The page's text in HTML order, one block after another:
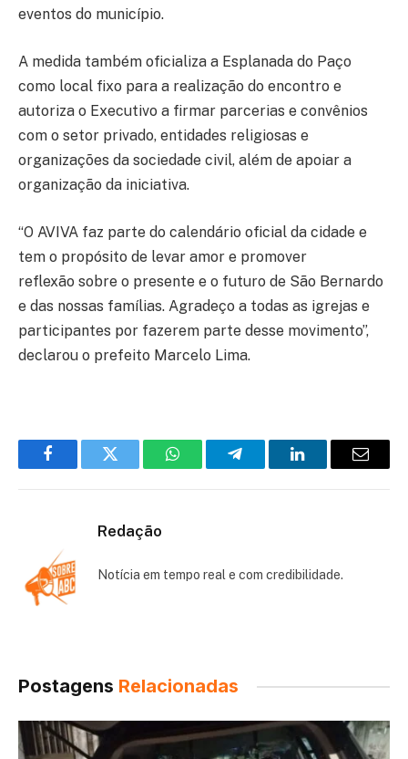
eventos do município.
A medida também oficializa a Esplanada do Paço
como local fixo para a realização do encontro e
autoriza o Executivo a firmar parcerias e convênios
com o setor privado, entidades religiosas e
organizações da sociedade civil, além de apoiar a
organização da iniciativa.
“O AVIVA faz parte do calendário oficial da cidade e
tem o propósito de levar amor e promover
reflexão sobre o presente e o futuro de São Bernardo
e das nossas famílias. Agradeço a todas as igrejas e
participantes por fazerem parte desse movimento”,
declarou o prefeito Marcelo Lima.
FacebookTwitter WhatsAppTelegramLinkedInEmail
Redação
Notícia em tempo real e com credibilidade.
Postagens Relacionadas